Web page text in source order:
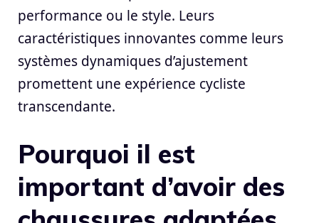
performance ou le style. Leurs
caractéristiques innovantes comme leurs
systèmes dynamiques d’ajustement
promettent une expérience cycliste
transcendante.
Pourquoi il est
important d’avoir des